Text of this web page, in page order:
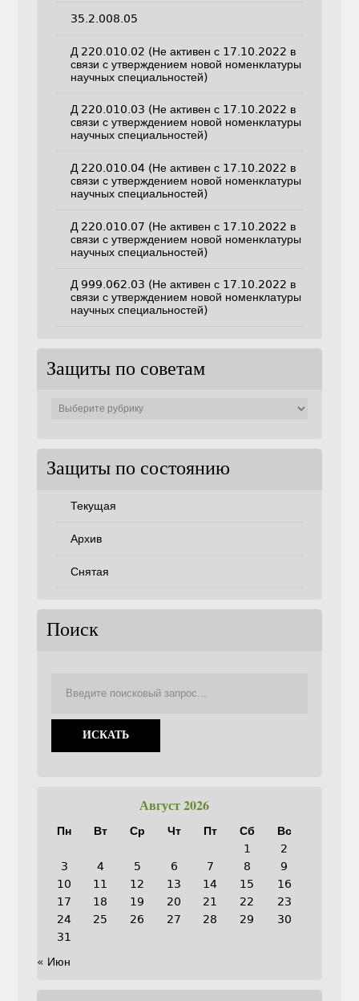
35.2.008.05
Д 220.010.02 (Не активен с 17.10.2022 в
связи с утверждением новой номенклатуры
научных специальностей)
Д 220.010.03 (Не активен с 17.10.2022 в
связи с утверждением новой номенклатуры
научных специальностей)
Д 220.010.04 (Не активен с 17.10.2022 в
связи с утверждением новой номенклатуры
научных специальностей)
Д 220.010.07 (Не активен с 17.10.2022 в
связи с утверждением новой номенклатуры
научных специальностей)
Д 999.062.03 (Не активен с 17.10.2022 в
связи с утверждением новой номенклатуры
научных специальностей)
Защиты по советам
Защиты по состоянию
Текущая
Архив
Снятая
Поиск
Август 2026
Пн Вт Ср Чт Пт Сб
Вс
1
2
3
4 5 6 7 8
9
10
11 12 13 14 15
16
17
18 19 20 21 22
23
24
25 26 27 28 29
30
31
« Июн